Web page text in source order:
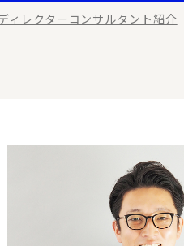
ネステーマ解説集
ィレクターコンサルタント紹介